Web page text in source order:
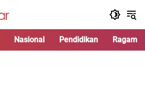
Nasional Pendidikan Ragam